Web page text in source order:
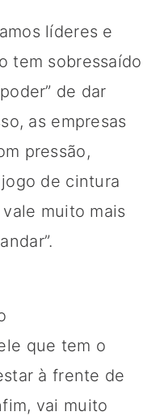
líderes e
tem sobressaído
de dar
as empresas
pressão,
de cintura
muito mais
que tem o
à frente de
vai muito